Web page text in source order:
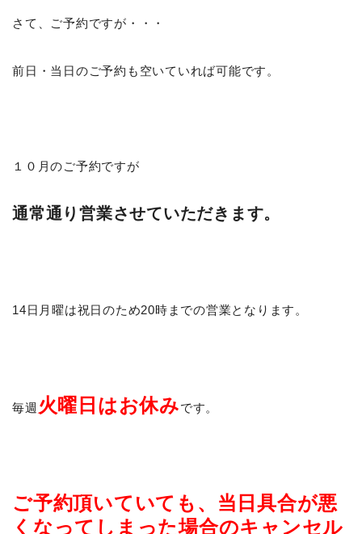
さて、ご予約ですが・・・
前日・当日のご予約も空いていれば可能です。
１０月のご予約ですが
通常通り営業させていただきます。
14日月曜は祝日のため20時までの営業となります。
毎週 火曜日はお休みです。
ご予約頂いていても、当日具合が悪
くなってしまった場合のキャンセル